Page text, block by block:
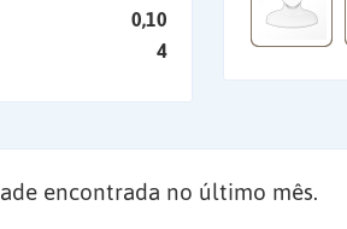
0,10
4
encontrada no último mês.